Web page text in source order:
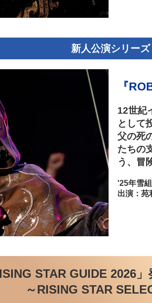
新人公演シリーズ
『
12世紀
として
父の死
たちの
う、冒
'25年雪
出演：苑
STAR GUIDE 2026」
～RISING STAR